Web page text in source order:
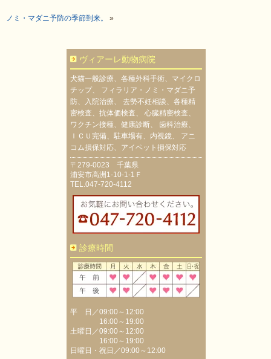
ノミ・マダニ予防の季節到来。 »
ヴィアーレ動物病院
犬猫一般診療、各種外科手術、マイクロ
チップ、 フィラリア・ノミ・マダニ予
防、入院治療、 去勢不妊相談、各種精
密検査、抗体価検査、 心臓精密検査、
ワクチン接種、健康診断、 歯科治療、
ＩＣＵ完備、駐車場有、内視鏡、 アニ
コム損保対応、アイペット損保対応
〒279-0023 千葉県
浦安市高洲1-10-1-1Ｆ
TEL.047-720-4112
診療時間
平 日／09:00～12:00
16:00～19:00
土曜日／09:00～12:00
16:00～19:00
日曜日・祝日／09:00～12:00